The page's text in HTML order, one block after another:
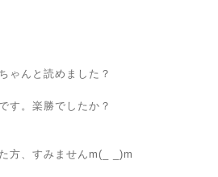
ゃんと読めました？
す。楽勝でしたか？
方、すみませんm(_ _)m